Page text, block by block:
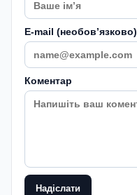
E-mail (необовʼязково)
Коментар
Надіслати